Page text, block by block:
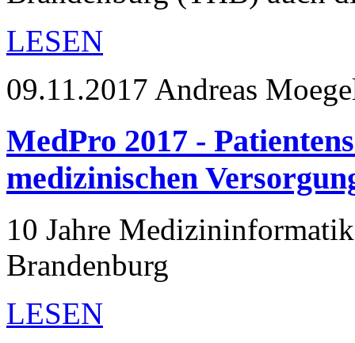
LESEN
09.11.2017 Andreas
MedPro 2017 -
medizinischen
10 Jahre
Brandenburg
LESEN